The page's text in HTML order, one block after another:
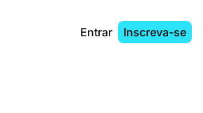
Entrar Inscreva-se